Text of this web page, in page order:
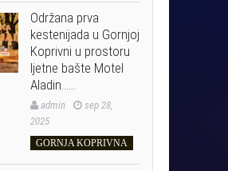
Održana prva
kestenijada u Gornjoj
Koprivni u prostoru
ljetne bašte Motel
Aladin……
admin
sep 28,
2025
GORNJA KOPRIVNA